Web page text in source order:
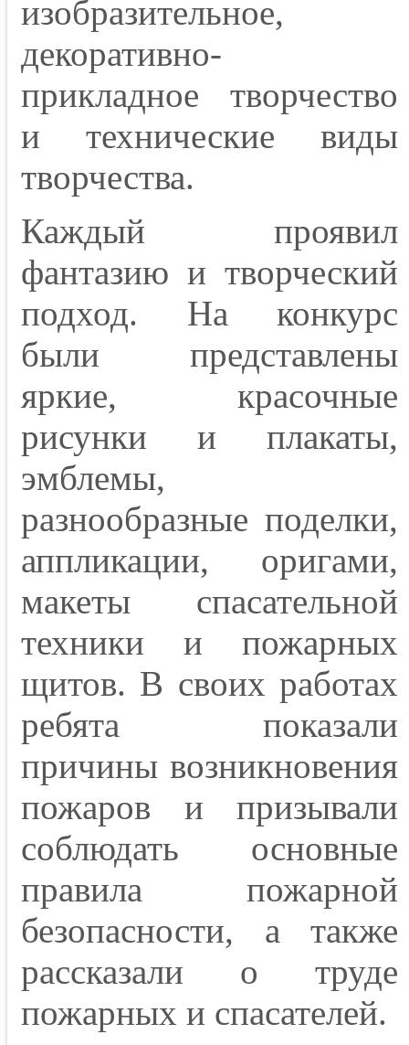
изобразительное,
декоративно-
прикладное творчество
и технические виды
творчества.
Каждый проявил
фантазию и творческий
подход. На конкурс
были представлены
яркие, красочные
рисунки и плакаты,
эмблемы,
разнообразные поделки,
аппликации, оригами,
макеты спасательной
техники и пожарных
щитов. В своих работах
ребята показали
причины возникновения
пожаров и призывали
соблюдать основные
правила пожарной
безопасности, а также
рассказали о труде
пожарных и спасателей.